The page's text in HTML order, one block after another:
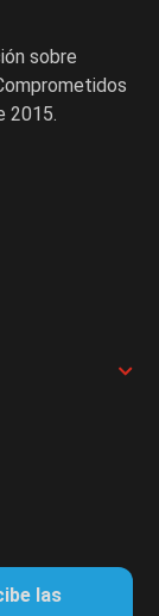
sobre
2015.
las